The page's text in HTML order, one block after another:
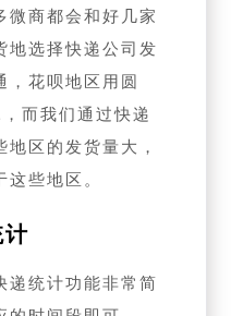
微商都会和好几家
地选择快递公司发
，花呗地区用圆
而我们通过快递
区的发货量大，
些地区。
递统计功能非常简